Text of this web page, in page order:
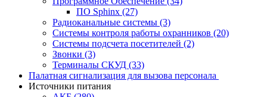
ПО Sphinx (27)
Радиоканальные системы (3)
Системы контроля работы охранников (20)
Системы подсчета посетителей (2)
Звонки (3)
Терминалы СКУД (33)
Палатная сигнализация для вызова персонала
Источники питания